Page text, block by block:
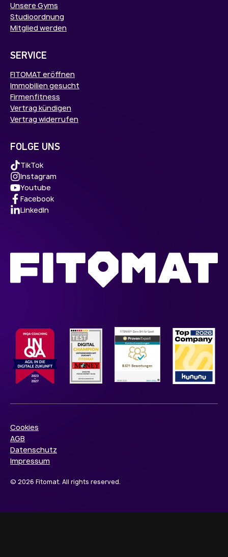
Unsere Gyms
Studioordnung
Mitglied werden
SERVICE
FITOMAT eröffnen
Immobilien gesucht
Firmenfitness
Vertrag kündigen
Vertrag widerrufen
FOLGE UNS
TikTok
Instagram
Youtube
Facebook
LinkedIn
© 2026 Fitomat. All rights reserved.
Cookies
AGB
Datenschutz
Impressum